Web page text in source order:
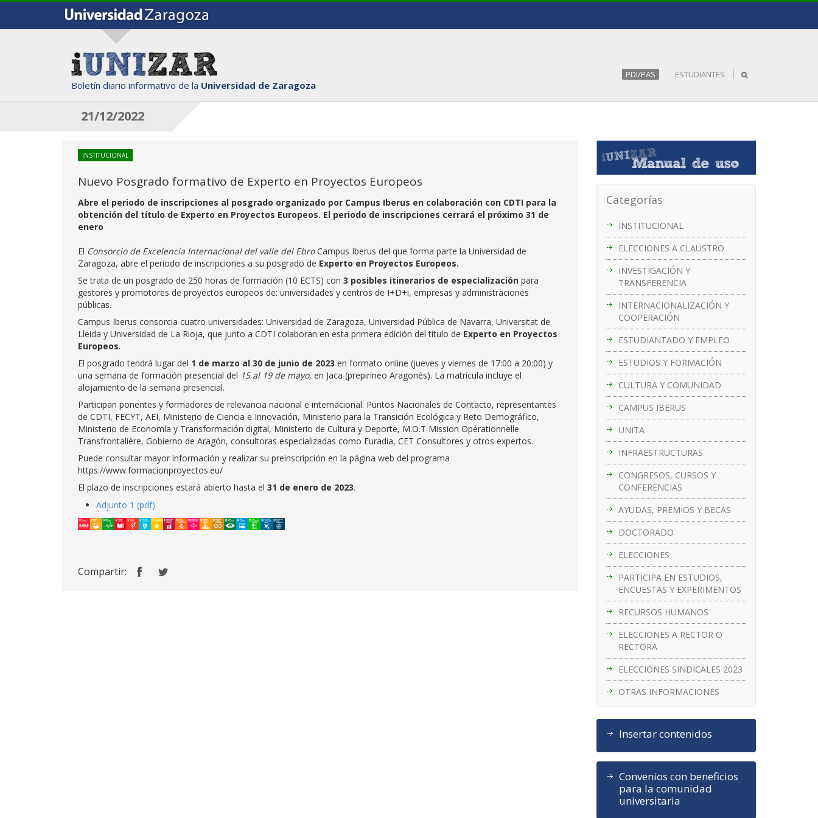
Boletín diario informativo de la Universidad de Zaragoza
PDI/PAS ESTUDIANTES
21/12/2022
Categorías
INSTITUCIONAL
ELECCIONES A CLAUSTRO
INVESTIGACIÓN Y
TRANSFERENCIA
INTERNACIONALIZACIÓN Y
COOPERACIÓN
ESTUDIANTADO Y EMPLEO
ESTUDIOS Y FORMACIÓN
CULTURA Y COMUNIDAD
CAMPUS IBERUS
UNITA
INFRAESTRUCTURAS
CONGRESOS, CURSOS Y
CONFERENCIAS
AYUDAS, PREMIOS Y BECAS
DOCTORADO
ELECCIONES
PARTICIPA EN ESTUDIOS,
ENCUESTAS Y EXPERIMENTOS
RECURSOS HUMANOS
ELECCIONES A RECTOR O
RECTORA
ELECCIONES SINDICALES 2023
OTRAS INFORMACIONES
Insertar contenidos
Convenios con beneficios
para la comunidad
universitaria
INSTITUCIONAL
Nuevo Posgrado formativo de Experto en Proyectos Europeos
Abre el periodo de inscripciones al posgrado organizado por Campus Iberus en colaboración con CDTI para la
obtención del título de Experto en Proyectos Europeos. El periodo de inscripciones cerrará el próximo 31 de
enero
El Consorcio de Excelencia Internacional del valle del EbroCampus Iberus del que forma parte la Universidad de
Zaragoza, abre el periodo de inscripciones a su posgrado de Experto en Proyectos Europeos.
Se trata de un posgrado de 250 horas de formación (10 ECTS) con 3 posibles itinerarios de especialización para
gestores y promotores de proyectos europeos de: universidades y centros de I+D+i, empresas y administraciones
públicas.
Campus Iberus consorcia cuatro universidades: Universidad de Zaragoza, Universidad Pública de Navarra, Universitat de
Lleida y Universidad de La Rioja, que junto a CDTI colaboran en esta primera edición del título de Experto en Proyectos
Europeos.
El posgrado tendrá lugar del 1 de marzo al 30 de junio de 2023 en formato online (jueves y viernes de 17:00 a 20:00) y
una semana de formación presencial del 15 al 19 de mayo, en Jaca (prepirineo Aragonés). La matrícula incluye el
alojamiento de la semana presencial.
Participan ponentes y formadores de relevancia nacional e internacional: Puntos Nacionales de Contacto, representantes
de CDTI, FECYT, AEI, Ministerio de Ciencia e Innovación, Ministerio para la Transición Ecológica y Reto Demográfico,
Ministerio de Economía y Transformación digital, Ministerio de Cultura y Deporte, M.O.T Mission Opérationnelle
Transfrontalière, Gobierno de Aragón, consultoras especializadas como Euradia, CET Consultores y otros expertos.
Puede consultar mayor información y realizar su preinscripción en la página web del programa
https://www.formacionproyectos.eu/
El plazo de inscripciones estará abierto hasta el 31 de enero de 2023.
Adjunto 1 (pdf)
Compartir: